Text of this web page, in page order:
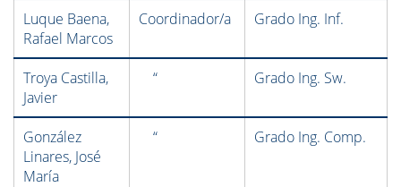
Luque Baena,
Rafael Marcos
Coordinador/a Grado Ing. Inf.
Troya Castilla,
Javier
“ Grado Ing. Sw.
González
Linares, José
María
“ Grado Ing. Comp.